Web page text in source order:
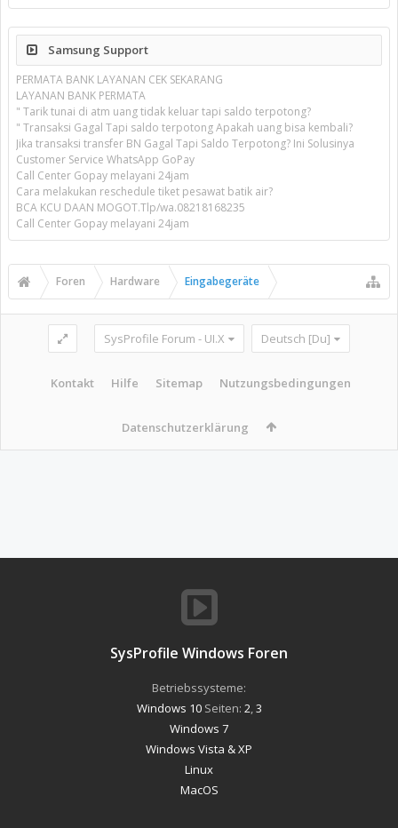
Samsung Support
PERMATA BANK LAYANAN CEK SEKARANG
LAYANAN BANK PERMATA
" Tarik tunai di atm uang tidak keluar tapi saldo terpotong?
" Transaksi Gagal Tapi saldo terpotong Apakah uang bisa kembali?
Jika transaksi transfer BN Gagal Tapi Saldo Terpotong? Ini Solusinya
Customer Service WhatsApp GoPay
Call Center Gopay melayani 24jam
Cara melakukan reschedule tiket pesawat batik air?
BCA KCU DAAN MOGOT.Tlp/wa.08218168235
Call Center Gopay melayani 24jam
Foren Hardware Eingabegeräte
SysProfile Forum - UI.X Deutsch [Du]
Kontakt Hilfe Sitemap Nutzungsbedingungen
Datenschutzerklärung
SysProfile Windows Foren
Betriebssysteme:
Windows 10Seiten: 2 3
Windows 7
Windows Vista & XP
Linux
MacOS